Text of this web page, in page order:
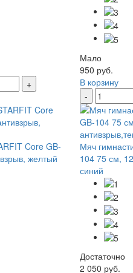
+
Мало
950 руб.
В корзину
-
Core GB-
желтый
Мяч
104 75 см,
синий
Достаточно
2 050 руб.